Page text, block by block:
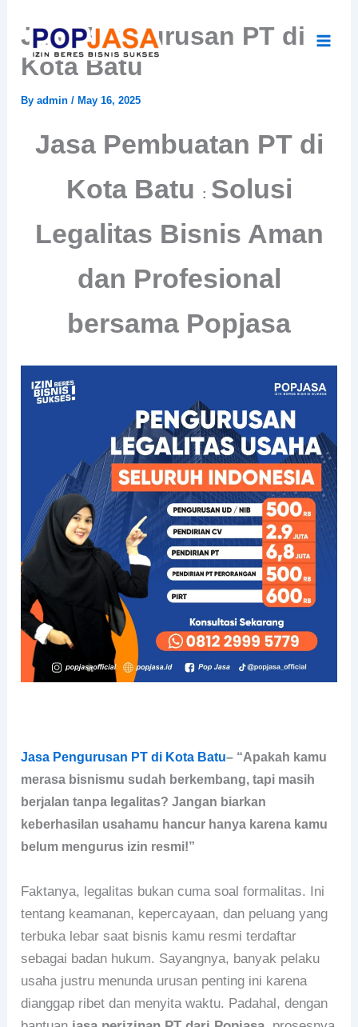
content
Jasa Pengurusan PT di
Kota Batu
Byadmin/May 16, 2025
Jasa Pembuatan PT di
Kota Batu
: Solusi
Legalitas Bisnis Aman
dan Profesional
bersama Popjasa
Jasa Pengurusan PT di Kota Batu– “Apakah kamu
merasa bisnismu sudah berkembang, tapi masih
berjalan tanpa legalitas? Jangan biarkan
keberhasilan usahamu hancur hanya karena kamu
belum mengurus izin resmi!”
Faktanya, legalitas bukan cuma soal formalitas. Ini
tentang keamanan, kepercayaan, dan peluang yang
terbuka lebar saat bisnis kamu resmi terdaftar
sebagai badan hukum. Sayangnya, banyak pelaku
usaha justru menunda urusan penting ini karena
dianggap ribet dan menyita waktu. Padahal, dengan